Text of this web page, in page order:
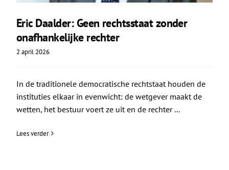
Eric Daalder: Geen rechtsstaat zonder
onafhankelijke rechter
2 april 2026
In de traditionele democratische rechtstaat houden de
instituties elkaar in evenwicht: de wetgever maakt de
wetten, het bestuur voert ze uit en de rechter ...
Lees verder